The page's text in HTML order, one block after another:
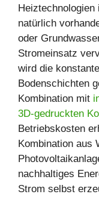
Heiztechnologien
natürlich
oder
Stromeinsatz
wird die
Bodenschichten
Kombination mit
3D-gedruckten
Betriebskosten
Kombination aus
nachhaltiges
Strom selbst